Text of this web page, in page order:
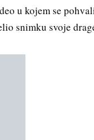
u kojem se
snimku svoje